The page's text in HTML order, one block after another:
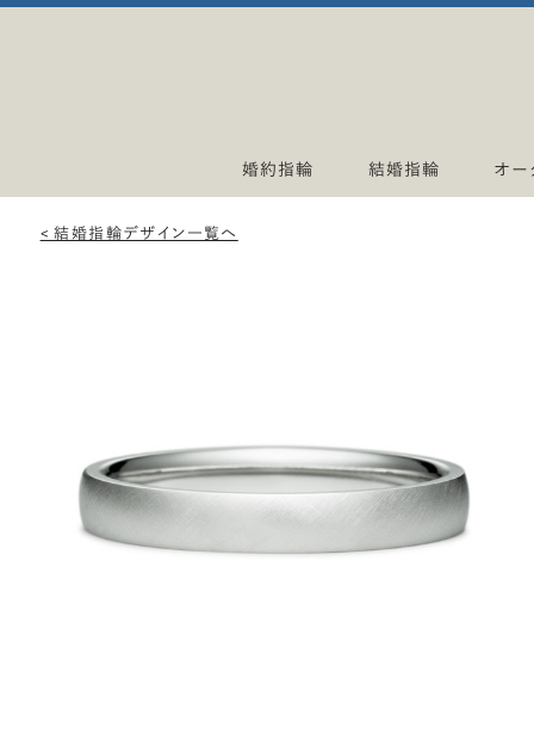
婚約指輪 結婚指輪 オー
< 結婚指輪デザイン一覧へ